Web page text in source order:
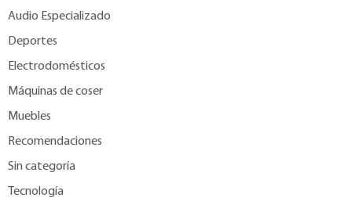
Audio Especializado
Deportes
Electrodomésticos
Máquinas de coser
Muebles
Recomendaciones
Sin categoría
Tecnología